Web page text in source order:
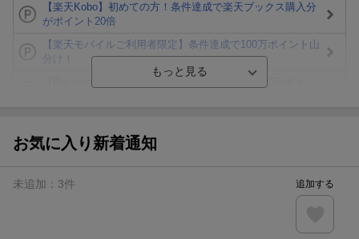
【楽天Kobo】初めての方！条件達成で楽天ブックス購入分
がポイント20倍
【楽天モバイルご利用者限定】条件達成で100万ポイント山
分け！
が当たる！
条件達成で楽天限定・宝塚歌劇 宙組貸切公演ペアチケット
エントリー＆条件達成で『鬼滅の刃』オリジナルきんちゃく
お気に入り新着通知
未追加： 3件 追加する